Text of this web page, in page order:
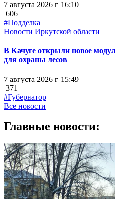
7 августа 2026 г. 16:10
606
#Подделка
Новости Иркутской области
В Качуге открыли новое
для охраны лесов
7 августа 2026 г. 15:49
371
#Губернатор
Все новости
Главные новости: